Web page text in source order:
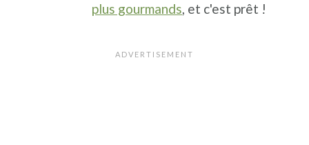
plus gourmands, et c'est prêt !